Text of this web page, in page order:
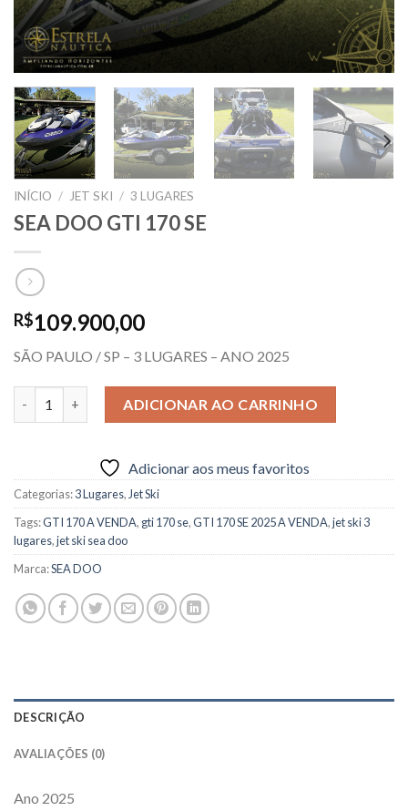
INÍCIO / JET SKI / 3 LUGARES
SEA DOO GTI 170 SE
R$109.900,00
SÃO PAULO / SP – 3 LUGARES – ANO 2025
ADICIONAR AO CARRINHO
Adicionar aos meus favoritos
Categorias:3 Lugares, Jet Ski
Tags:GTI 170 A VENDA, gti 170 se,GTI 170 SE 2025 A VENDA,jet ski 3
lugares,jet ski sea doo
Marca:SEA DOO
DESCRIÇÃO
AVALIAÇÕES (0)
Ano 2025